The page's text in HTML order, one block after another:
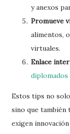
y anexos
Promueve
alimentos,
virtuales.
Enlace
diplomados
Estos tips no
sino que también
exigen